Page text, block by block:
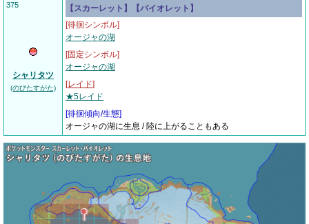
375
シャリタツ
(のびたすがた)
【スカーレット】【バイオレット】
[徘徊シンボル]
オージャの湖
[固定シンボル]
オージャの湖
[レイド]
★5レイド
[徘徊傾向/生態]
オージャの湖に生息 / 陸に上がることもある